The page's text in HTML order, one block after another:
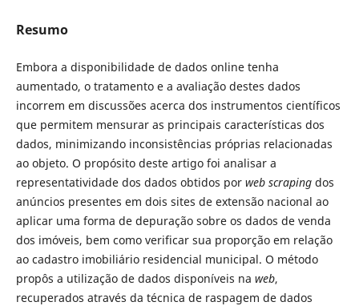
Resumo
Embora a disponibilidade de dados online tenha
aumentado, o tratamento e a avaliação destes dados
incorrem em discussões acerca dos instrumentos científicos
que permitem mensurar as principais características dos
dados, minimizando inconsistências próprias relacionadas
ao objeto. O propósito deste artigo foi analisar a
representatividade dos dados obtidos por web scrapingdos
anúncios presentes em dois sites de extensão nacional ao
aplicar uma forma de depuração sobre os dados de venda
dos imóveis, bem como verificar sua proporção em relação
ao cadastro imobiliário residencial municipal. O método
propôs a utilização de dados disponíveis na web,
recuperados através da técnica de raspagem de dados